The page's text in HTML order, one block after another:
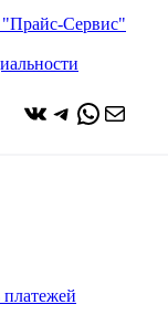
Сервис"
ВКонтакте
Telegram
Почта